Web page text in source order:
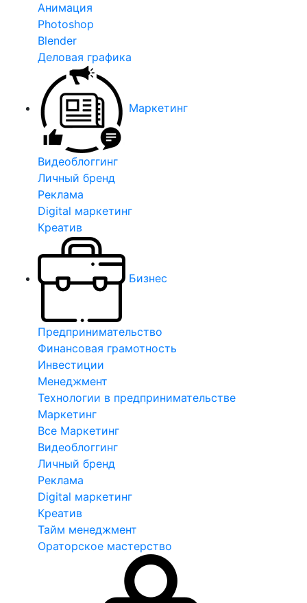
Анимация
Photoshop
Blender
Деловая графика
Маркетинг
Видеоблоггинг
Личный бренд
Реклама
Digital маркетинг
Креатив
Бизнес
Предпринимательство
Финансовая грамотность
Инвестиции
Менеджмент
Технологии в предпринимательстве
Маркетинг
Все Маркетинг
Видеоблоггинг
Личный бренд
Реклама
Digital маркетинг
Креатив
Тайм менеджмент
Ораторское мастерство